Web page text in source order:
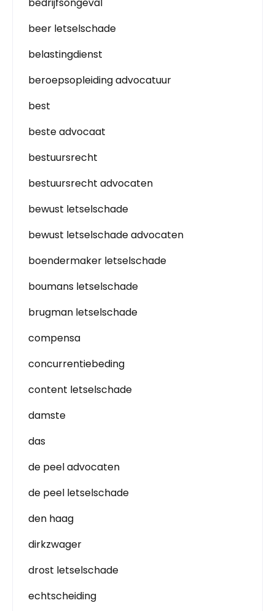
beer letselschade
belastingdienst
beroepsopleiding advocatuur
best
beste advocaat
bestuursrecht
bestuursrecht advocaten
bewust letselschade
bewust letselschade advocaten
boendermaker letselschade
boumans letselschade
brugman letselschade
compensa
concurrentiebeding
content letselschade
damste
das
de peel advocaten
de peel letselschade
den haag
dirkzwager
drost letselschade
echtscheiding